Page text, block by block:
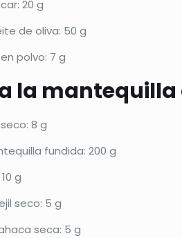
20 g
de oliva: 50 g
polvo: 7 g
la
8 g
fundida: 200 g
g
seco: 5 g
seca: 5 g